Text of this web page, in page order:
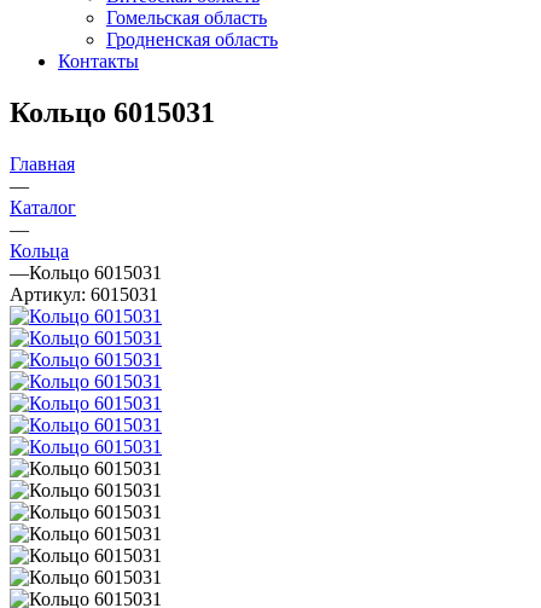
Гомельская область
Гродненская область
Контакты
Кольцо 6015031
Главная
—
Каталог
—
Кольца
—Кольцо 6015031
Артикул: 6015031